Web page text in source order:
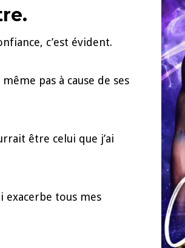
c’est évident.
pas à cause de ses
être celui que j’ai
exacerbe tous mes